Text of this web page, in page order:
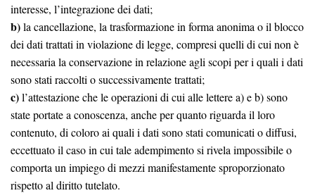
interesse, l’integrazione dei dati;
b)la cancellazione, la trasformazione in forma anonima o il blocco
dei dati trattati in violazione di legge, compresi quelli di cui non è
necessaria la conservazione in relazione agli scopi per i quali i dati
sono stati raccolti o successivamente trattati;
c)l’attestazione che le operazioni di cui alle lettere a) e b) sono
state portate a conoscenza, anche per quanto riguarda il loro
contenuto, di coloro ai quali i dati sono stati comunicati o diffusi,
eccettuato il caso in cui tale adempimento si rivela impossibile o
comporta un impiego di mezzi manifestamente sproporzionato
rispetto al diritto tutelato.